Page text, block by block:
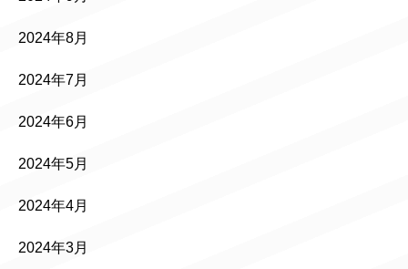
2024年8月
2024年7月
2024年6月
2024年5月
2024年4月
2024年3月